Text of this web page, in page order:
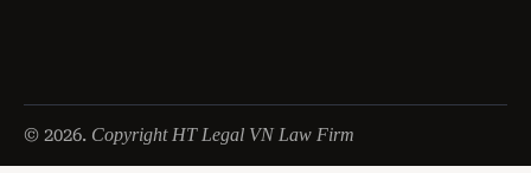
© 2026. Copyright HT Legal VN Law Firm